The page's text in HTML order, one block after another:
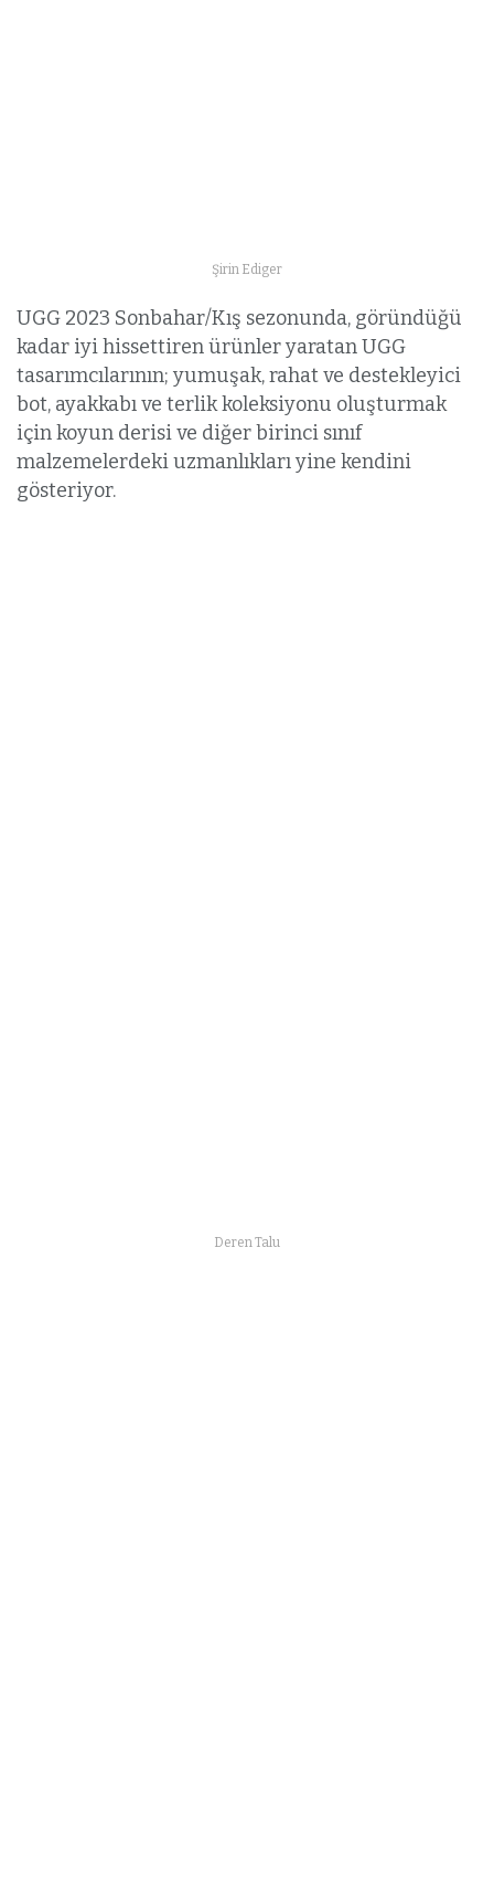
Şirin Ediger
UGG 2023 Sonbahar/Kış sezonunda, göründüğü
kadar iyi hissettiren ürünler yaratan UGG
tasarımcılarının; yumuşak, rahat ve destekleyici
bot, ayakkabı ve terlik koleksiyonu oluşturmak
için koyun derisi ve diğer birinci sınıf
malzemelerdeki uzmanlıkları yine kendini
gösteriyor.
Deren Talu